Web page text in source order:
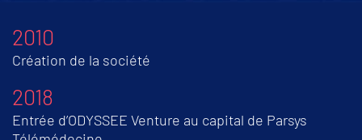
2010
Création de la société
2018
Entrée d’ODYSSEE Venture au capital de Parsys